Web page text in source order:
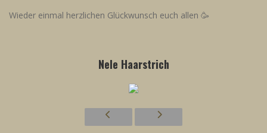
Wieder einmal herzlichen Glückwunsch euch allen 🥳
Nele Haarstrich